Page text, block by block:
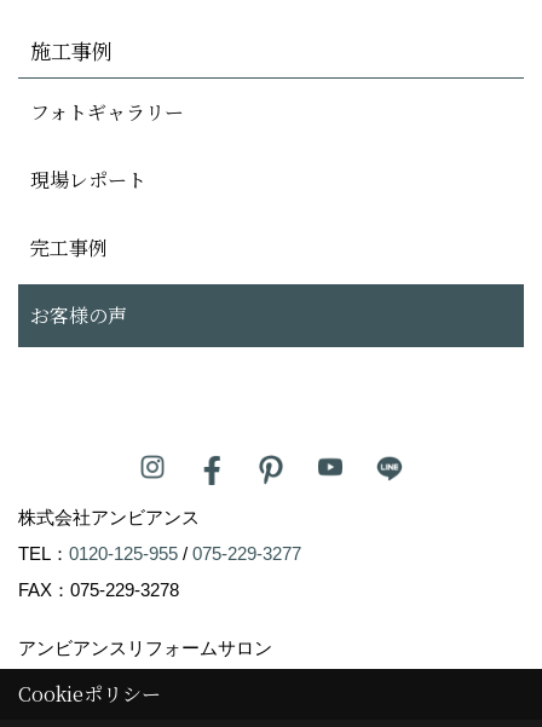
施工事例
フォトギャラリー
現場レポート
完工事例
お客様の声
株式会社アンビアンス
TEL： 0120-125-955 / 075-229-3277
FAX：075-229-3278
アンビアンスリフォームサロン
〒604-8247
Cookieポリシー